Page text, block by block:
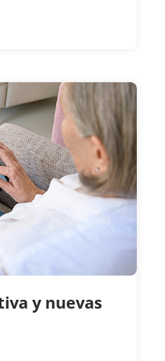
y nuevas